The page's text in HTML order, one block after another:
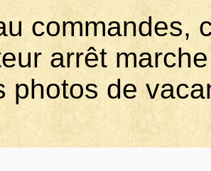
commandes,
arrêt
photos de